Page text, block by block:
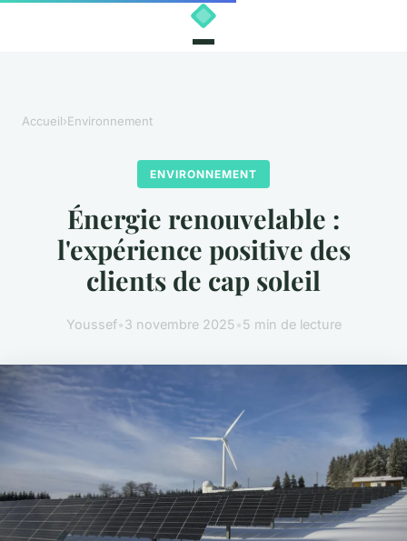
Accueil›Environnement
ENVIRONNEMENT
Énergie renouvelable :
l'expérience positive des
clients de cap soleil
Youssef•3 novembre 2025•5 min de lecture